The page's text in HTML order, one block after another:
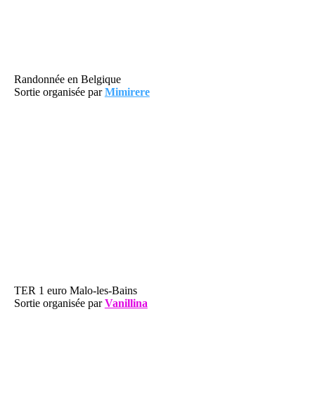
Randonnée en Belgique
Sortie organisée parMimirere
TER 1 euro Malo-les-Bains
Sortie organisée parVanillina